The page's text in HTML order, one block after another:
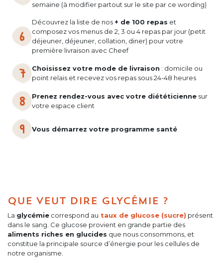
semaine (à modifier partout sur le site par ce wording)
Découvrez la liste de nos + de 100 repas et
composez vos menus de 2, 3 ou 4 repas par jour (petit
déjeuner, déjeuner, collation, diner) pour votre
première livraison avec Cheef
Choisissez votre mode de livraison : domicile ou
point relais et recevez vos repas sous 24-48 heures
Prenez rendez-vous avec votre diététicienne sur
votre espace client
Vous démarrez votre programme santé
QUE VEUT DIRE GLYCÉMIE ?
La glycémie correspond au taux de glucose (sucre) présent
dans le sang. Ce glucose provient en grande partie des
aliments riches en glucides que nous consommons, et
constitue la principale source d’énergie pour les cellules de
notre organisme.